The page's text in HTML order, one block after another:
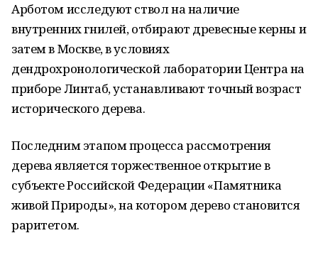
Арботом исследуют ствол на наличие
внутренних гнилей, отбирают древесные керны и
затем в Москве, в условиях
дендрохронологической лаборатории Центра на
приборе Линтаб, устанавливают точный возраст
исторического дерева.
Последним этапом процесса рассмотрения
дерева является торжественное открытие в
субъекте Российской Федерации «Памятника
живой Природы», на котором дерево становится
раритетом.